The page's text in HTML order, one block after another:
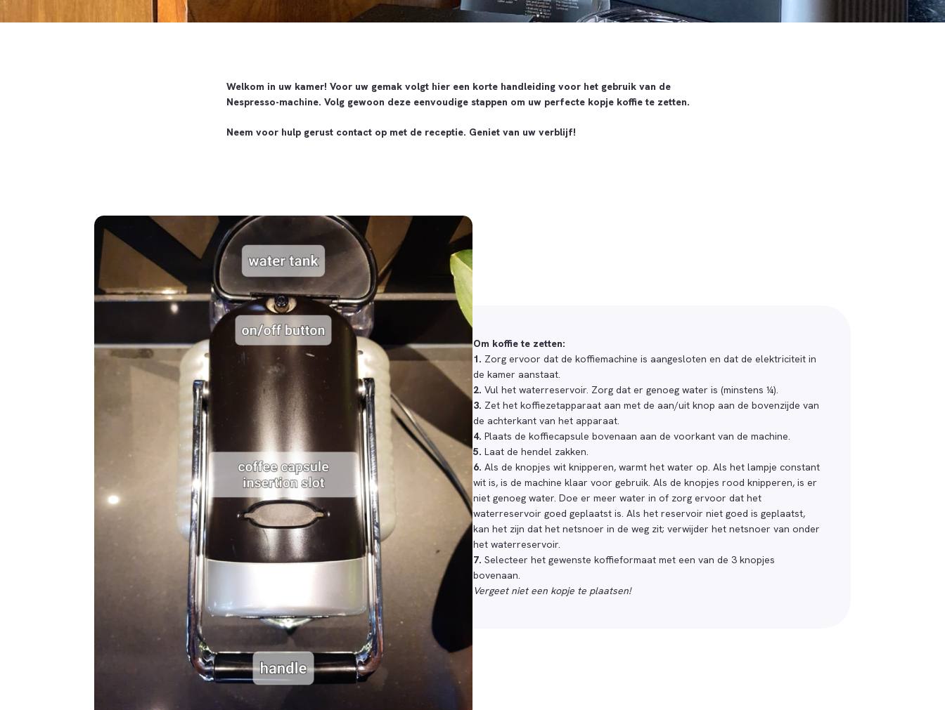
Welkom in uw kamer! Voor uw gemak volgt hier een korte handleiding voor het gebruik van de
Nespresso-machine. Volg gewoon deze eenvoudige stappen om uw perfecte kopje koffie te zetten.
Neem voor hulp gerust contact op met de receptie. Geniet van uw verblijf!
Om koffie te zetten:
1. Zorg ervoor dat de koffiemachine is aangesloten en dat de elektriciteit in
de kamer aanstaat.
2. Vul het waterreservoir. Zorg dat er genoeg water is (minstens ¼).
3. Zet het koffiezetapparaat aan met de aan/uit knop aan de bovenzijde van
de achterkant van het apparaat.
4. Plaats de koffiecapsule bovenaan aan de voorkant van de machine.
5. Laat de hendel zakken.
6. Als de knopjes wit knipperen, warmt het water op. Als het lampje constant
wit is, is de machine klaar voor gebruik. Als de knopjes rood knipperen, is er
niet genoeg water. Doe er meer water in of zorg ervoor dat het
waterreservoir goed geplaatst is. Als het reservoir niet goed is geplaatst,
kan het zijn dat het netsnoer in de weg zit; verwijder het netsnoer van onder
het waterreservoir.
7. Selecteer het gewenste koffieformaat met een van de 3 knopjes
bovenaan.
Vergeet niet een kopje te plaatsen!